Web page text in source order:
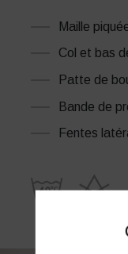
Maille
Col et bas
Patte de
Bande de
Fentes